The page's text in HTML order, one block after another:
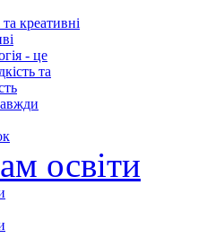
креативні
- це
та
освіти